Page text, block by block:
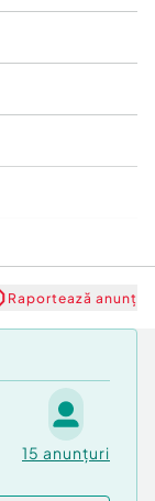
estetica
centru
Raportează anunț
15 anunțuri